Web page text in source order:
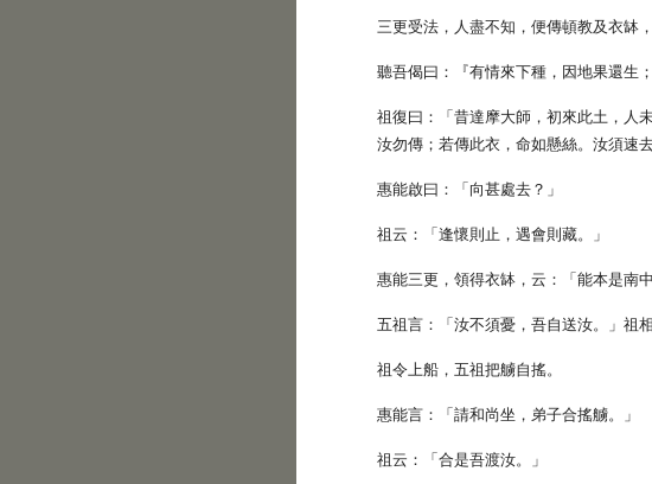
三更受法，人盡不知，便傳頓教及衣缽
聽吾偈曰：『有情來下種，因地果還生
祖復曰：「昔達摩大師，初來此土，人
汝勿傳；若傳此衣，命如懸絲。汝須速
惠能啟曰：「向甚處去？」
祖云：「逢懷則止，遇會則藏。」
惠能三更，領得衣缽，云：「能本是南
五祖言：「汝不須憂，吾自送汝。」祖
祖令上船，五祖把艣自搖。
惠能言：「請和尚坐，弟子合搖艣。」
祖云：「合是吾渡汝。」